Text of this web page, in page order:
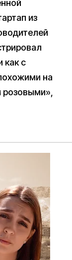
из
как с
на
розовыми»,